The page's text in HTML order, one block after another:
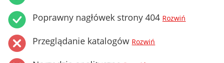
Poprawny nagłówek strony 404 Rozwiń
Przeglądanie katalogów Rozwiń